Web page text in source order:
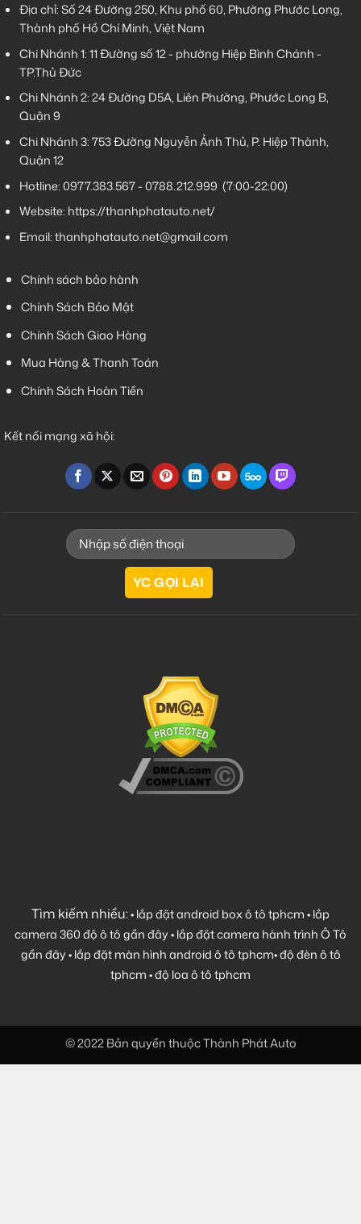
Địa chỉ: Số 24 Đường 250, Khu phố 60, Phường Phước Long,
Thành phố Hồ Chí Minh, Việt Nam
Chi Nhánh 1:11 Đường số 12 - phường Hiệp Bình Chánh -
TP.Thủ Đức
Chi Nhánh 2:24 Đường D5A, Liên Phường, Phước Long B,
Quận 9
Chi Nhánh 3:753 Đường Nguyễn Ảnh Thủ, P. Hiệp Thành,
Quận 12
Hotline:0977.383.567-0788.212.999 (7:00-22:00)
Website: https://thanhphatauto.net/
Email:thanhphatauto.net@gmail.com
Chính sách bảo hành
Chính Sách Bảo Mật
Chính Sách Giao Hàng
Mua Hàng & Thanh Toán
Chính Sách Hoàn Tiền
Kết nối mạng xã hội:
Tìm kiếm nhiều:•lắp đặt android box ô tô tphcm•lắp
camera 360 độ ô tô gần đây•lắp đặt camera hành trình Ô Tô
gần đây•lắp đặt màn hình android ô tô tphcm•độ đèn ô tô
tphcm•độ loa ô tô tphcm
© 2022 Bản quyền thuộc Thành Phát Auto